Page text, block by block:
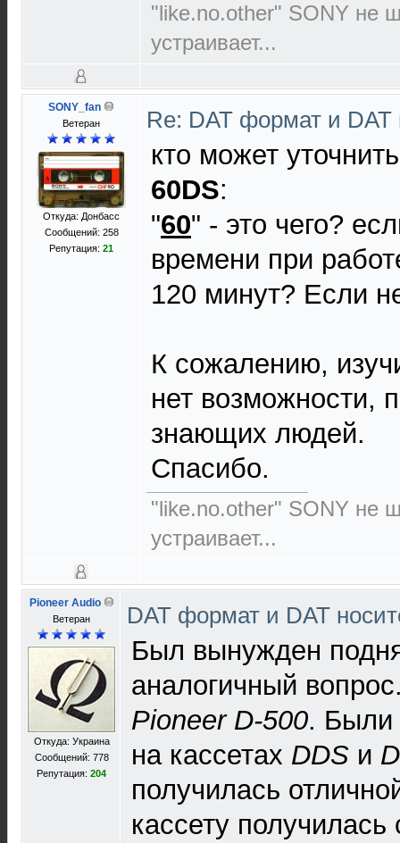
"like.no.other" SONY не
устраивает...
SONY_fan
Ветеран
Откуда: Донбасс
Сообщений: 258
Репутация: 21
Re: DAT формат и
кто может
60DS:
"60" - это чего?
времени при
120 минут? Если
К сожалению,
нет возможности,
знающих людей.
Спасибо.
"like.no.other" SONY не
устраивает...
Pioneer Audio
Ветеран
Откуда: Украина
Сообщений: 778
Репутация: 204
DAT формат и DAT
Был вынужден
аналогичный
Pioneer D-500. Были
на кассетах DDS и
получилась
кассету